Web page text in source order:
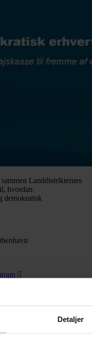
Detaljer
Landdistrikternes
hvordan
demokratisk